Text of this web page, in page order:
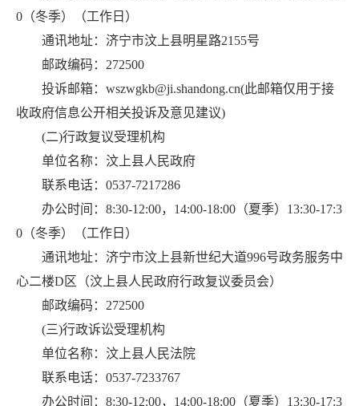
0（冬季）（工作日）
通讯地址：济宁市汶上县明星路2155号
邮政编码：272500
投诉邮箱：wszwgkb@ji.shandong.cn(此邮箱仅用于接
收政府信息公开相关投诉及意见建议)
(二)行政复议受理机构
单位名称：汶上县人民政府
联系电话：0537-7217286
办公时间：8:30-12:00，14:00-18:00（夏季）13:30-17:3
0（冬季）（工作日）
通讯地址：济宁市汶上县新世纪大道996号政务服务中
心二楼D区（汶上县人民政府行政复议委员会）
邮政编码：272500
(三)行政诉讼受理机构
单位名称：汶上县人民法院
联系电话：0537-7233767
办公时间：8:30-12:00，14:00-18:00（夏季）13:30-17:3